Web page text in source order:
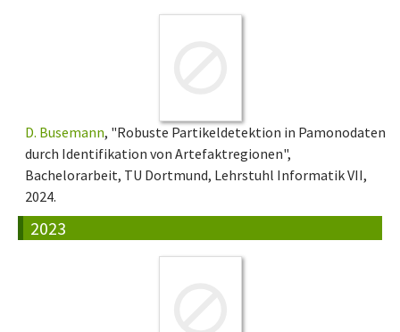
D. Busemann, "Robuste Partikeldetektion in Pamonodaten
durch Identifikation von Artefaktregionen",
Bachelorarbeit, TU Dortmund, Lehrstuhl Informatik VII,
2024.
2023